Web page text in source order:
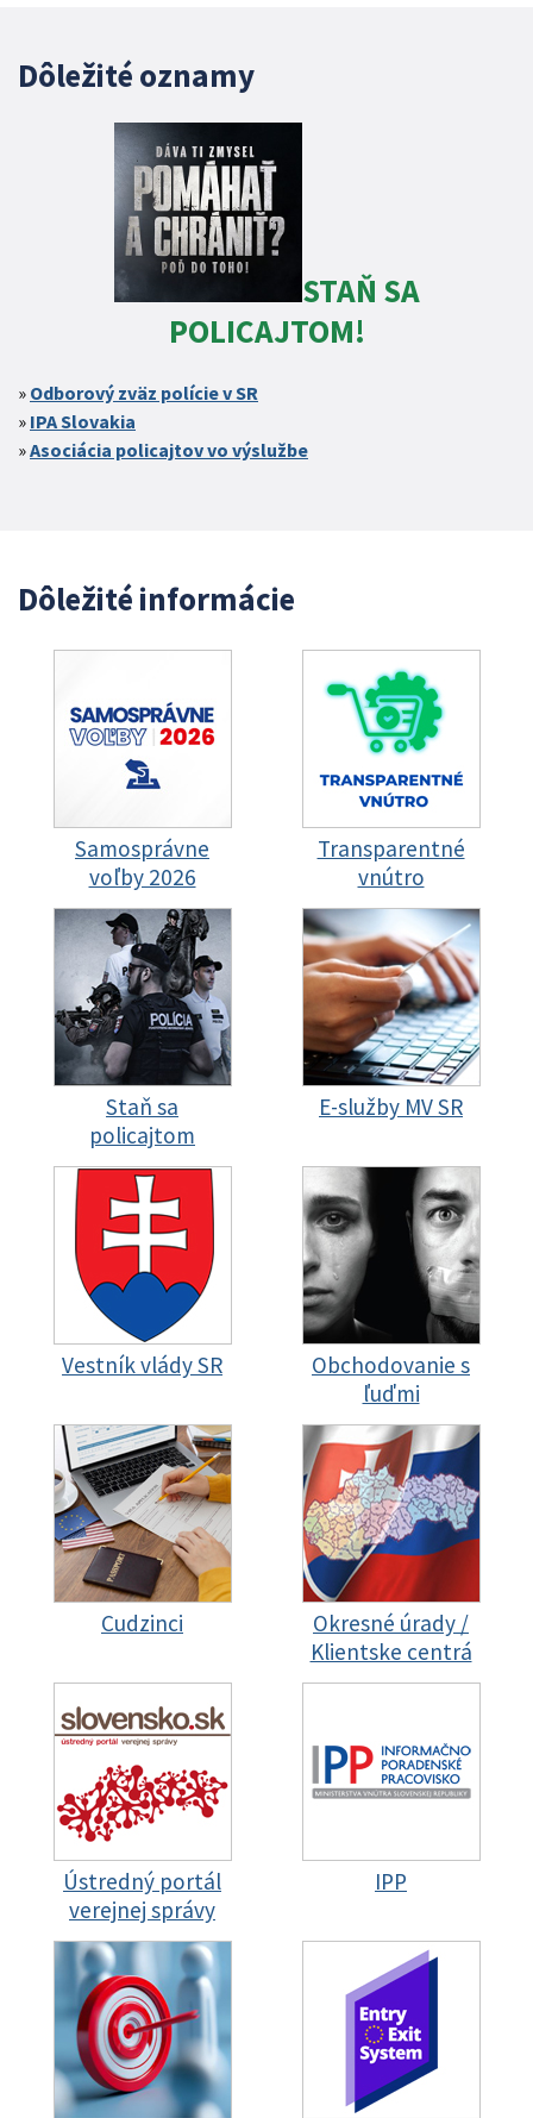
Dôležité oznamy
STAŇ SA
POLICAJTOM!
Odborový zväz polície v SR
IPA Slovakia
Asociácia policajtov vo výslužbe
Dôležité informácie
Samosprávne
voľby 2026
Transparentné
vnútro
Staň sa
policajtom
E-služby MV SR
Vestník vlády SR
Obchodovanie s
ľuďmi
Cudzinci
Okresné úrady /
Klientske centrá
Ústredný portál
verejnej správy
IPP